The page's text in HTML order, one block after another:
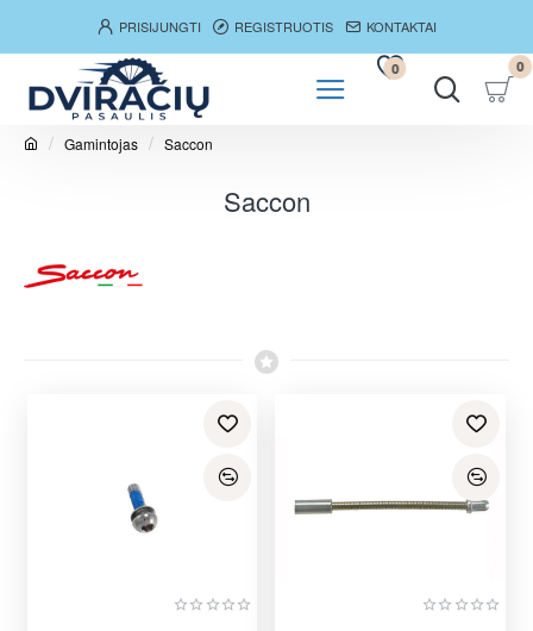
PRISIJUNGTI REGISTRUOTIS KONTAKTAI
0 0
Gamintojas Saccon
Saccon